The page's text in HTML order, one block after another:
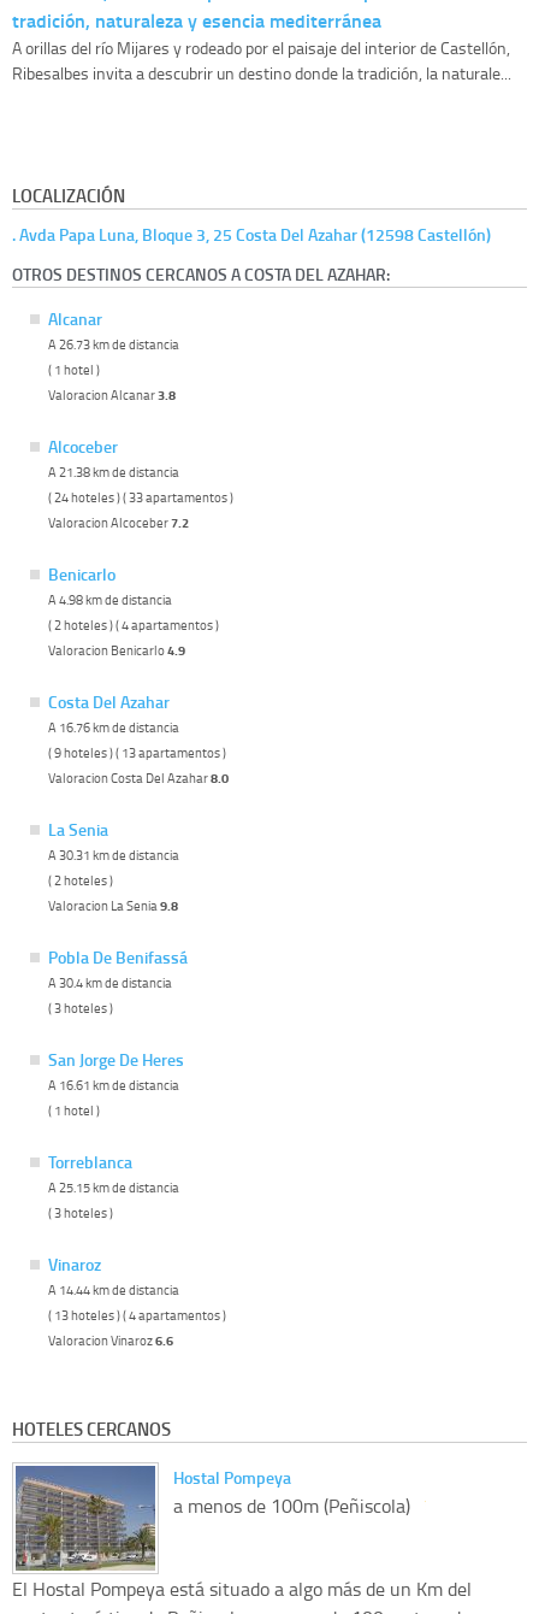
tradición, naturaleza y esencia mediterránea
A orillas del río Mijares y rodeado por el paisaje del interior de Castellón,
Ribesalbes invita a descubrir un destino donde la tradición, la naturale...
LOCALIZACIÓN
. Avda Papa Luna, Bloque 3, 25 Costa Del Azahar (12598 Castellón)
OTROS DESTINOS CERCANOS A COSTA DEL AZAHAR:
Alcanar
A 26.73 km de distancia
( 1 hotel )
Valoracion Alcanar3.8
Alcoceber
A 21.38 km de distancia
( 24 hoteles ) ( 33 apartamentos )
Valoracion Alcoceber7.2
Benicarlo
A 4.98 km de distancia
( 2 hoteles ) ( 4 apartamentos )
Valoracion Benicarlo4.9
Costa Del Azahar
A 16.76 km de distancia
( 9 hoteles ) ( 13 apartamentos )
Valoracion Costa Del Azahar8.0
La Senia
A 30.31 km de distancia
( 2 hoteles )
Valoracion La Senia 9.8
Pobla De Benifassá
A 30.4 km de distancia
( 3 hoteles )
San Jorge De Heres
A 16.61 km de distancia
( 1 hotel )
Torreblanca
A 25.15 km de distancia
( 3 hoteles )
Vinaroz
A 14.44 km de distancia
( 13 hoteles ) ( 4 apartamentos )
Valoracion Vinaroz6.6
HOTELES CERCANOS
Hostal Pompeya
a menos de 100m (Peñiscola)
El Hostal Pompeya está situado a algo más de un Km del